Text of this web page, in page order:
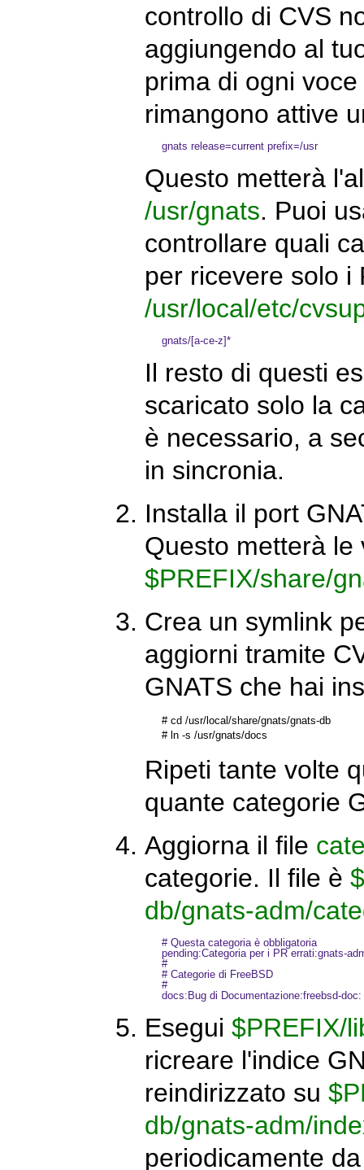
controllo di CVS
aggiungendo al
prima di ogni
rimangono attive
gnats release=current prefix=/usr
Questo metterà
/usr/gnats. Puoi
controllare quali
per ricevere solo i
/usr/local/etc/
gnats/[a-ce-z]*
Il resto di questi
scaricato solo la
è necessario, a
in sincronia.
Installa il port
Questo metterà le
$PREFIX/share/
Crea un symlink
aggiorni tramite
GNATS che hai
# cd /usr/local/share/gnats/gnats-db
# ln -s /usr/gnats/docs
Ripeti tante volte
quante categorie
Aggiorna il file
categorie. Il file è
db/gnats-adm/
# Questa categoria è obbligatoria
pending:Categoria per i PR errati:gnats-
#
# Categorie di FreeBSD
#
Esegui$PREFIX/
ricreare l'indice
reindirizzato su
db/gnats-adm/
periodicamente